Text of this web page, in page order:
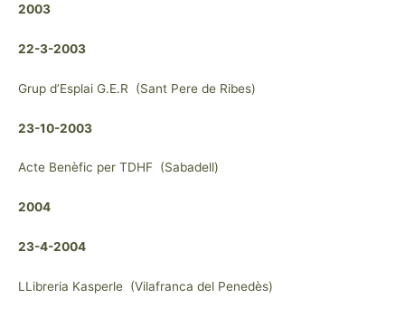
2003
22-3-2003
Grup d’Esplai G.E.R (Sant Pere de Ribes)
23-10-2003
Acte Benèfic per TDHF (Sabadell)
2004
23-4-2004
LLibreria Kasperle (Vilafranca del Penedès)